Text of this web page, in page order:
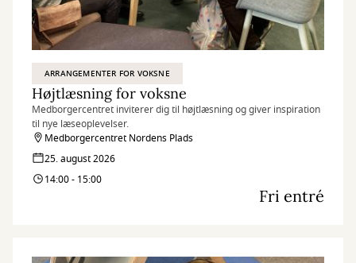
ARRANGEMENTER FOR VOKSNE
Højtlæsning for voksne
Medborgercentret inviterer dig til højtlæsning og giver inspiration
til nye læseoplevelser.
Medborgercentret Nordens Plads
25. august 2026
14:00 - 15:00
Fri entré